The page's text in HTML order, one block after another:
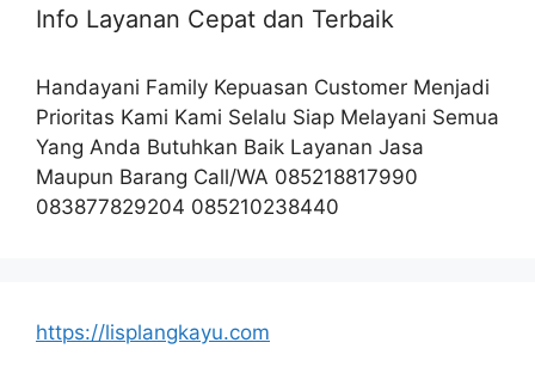
Info Layanan Cepat dan Terbaik
Handayani Family Kepuasan Customer Menjadi
Prioritas Kami Kami Selalu Siap Melayani Semua
Yang Anda Butuhkan Baik Layanan Jasa
Maupun Barang Call/WA 085218817990
083877829204 085210238440
https://lisplangkayu.com